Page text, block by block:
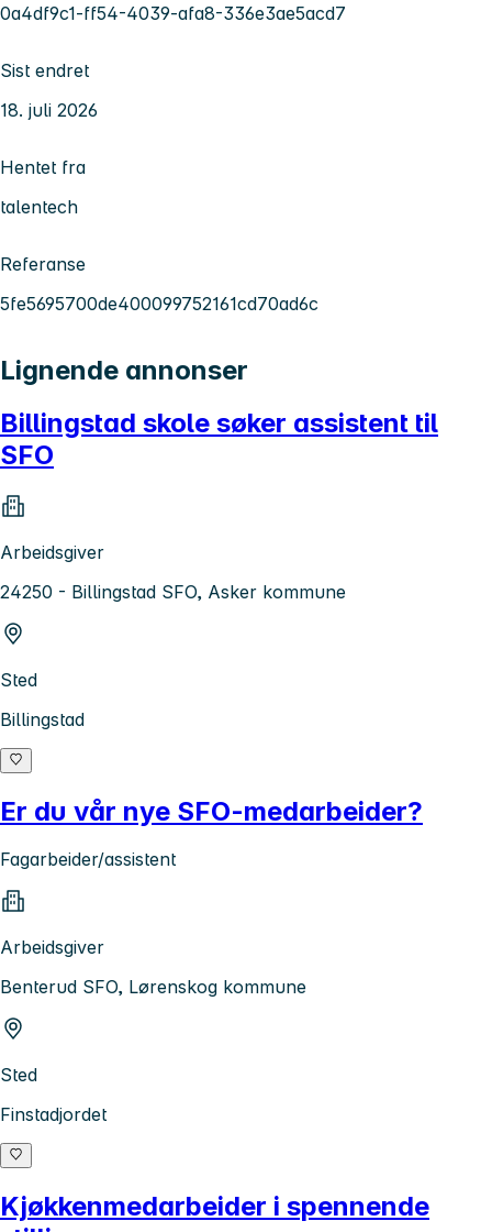
0a4df9c1-ff54-4039-afa8-336e3ae5acd7
Sist endret
18. juli 2026
Hentet fra
talentech
Referanse
5fe5695700de400099752161cd70ad6c
Lignende annonser
Billingstad skole søker assistent til
SFO
Arbeidsgiver
24250 - Billingstad SFO, Asker kommune
Sted
Billingstad
Er du vår nye SFO-medarbeider?
Fagarbeider/assistent
Arbeidsgiver
Benterud SFO, Lørenskog kommune
Sted
Finstadjordet
Kjøkkenmedarbeider i spennende